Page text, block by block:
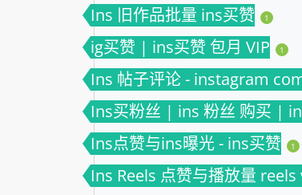
Ins 旧作品批量 ins买赞 1
ig买赞 | ins买赞 包月 VIP 1
Ins 帖子评论 - instagram
Ins买粉丝 | ins 粉丝 购买 |
Ins点赞与ins曝光 - ins买赞 1
Ins Reels 点赞与播放量